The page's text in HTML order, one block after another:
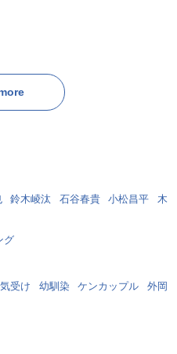
鈴木崚汰 石谷春貴 小松昌平
木
グ
受け 幼馴染 ケンカップル
外岡